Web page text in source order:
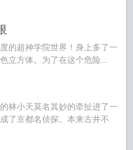
的超神学院世界！身上多了一
立方体。为了在这个危险...
林小天莫名其妙的牵扯进了一
了京都名侦探。本来古井不